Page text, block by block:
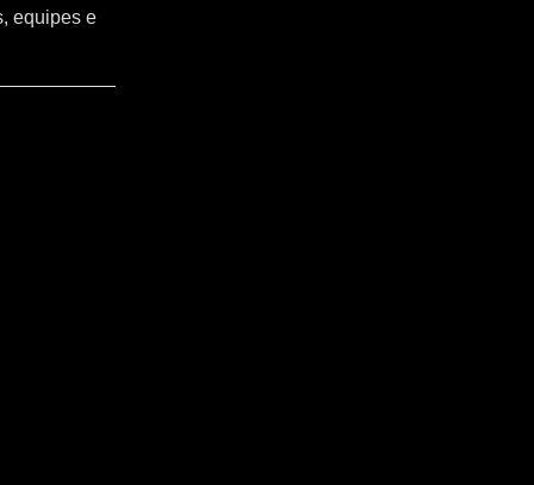
equipes e